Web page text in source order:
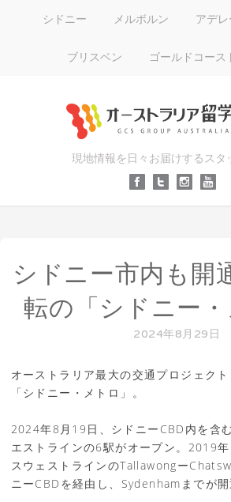
シドニー メルボルン アデレ
ブリスベン ゴールドコース
現地情報を日々お届けするスタ
シドニー市内も開
転の「シドニー・
2024年8月29日
オーストラリア最大の交通プロジェク
「シドニー・メトロ」。
2024年8月19日、シドニーCBD内を含
エストラインの6駅がオープン。2019
スウェストラインのTallawongー
ニーCBDを経由し、Sydenhamまでが開